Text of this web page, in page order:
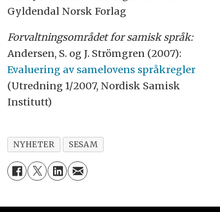
Gyldendal Norsk Forlag
Forvaltningsområdet for samisk språk:
Andersen, S. og J. Strömgren (2007):
Evaluering av samelovens språkregler
(Utredning 1/2007, Nordisk Samisk
Institutt)
NYHETER SESAM